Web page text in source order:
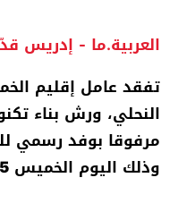
العربية.ما - إدريس
تفقد عامل إقليم
النحلي، ورش بناء
مرفوقا بوفد رسمي
وذلك اليوم الخميس 15 ماي 2025.